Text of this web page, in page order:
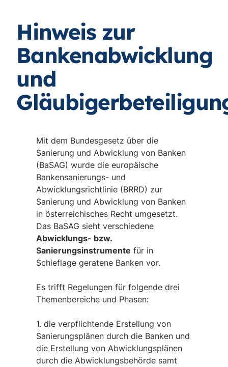
Hinweis zur
Bankenabwicklung
und
Mit dem Bundesgesetz über die
Sanierung und Abwicklung von Banken
(BaSAG) wurde die europäische
Bankensanierungs- und
Abwicklungsrichtlinie (BRRD) zur
Sanierung und Abwicklung von Banken
in österreichisches Recht umgesetzt.
Das BaSAG sieht verschiedene
Abwicklungs- bzw.
Sanierungsinstrumente für in
Schieflage geratene Banken vor.
Es trifft Regelungen für folgende drei
Themenbereiche und Phasen:
1. die verpflichtende Erstellung von
Sanierungsplänen durch die Banken und
die Erstellung von Abwicklungsplänen
durch die Abwicklungsbehörde samt